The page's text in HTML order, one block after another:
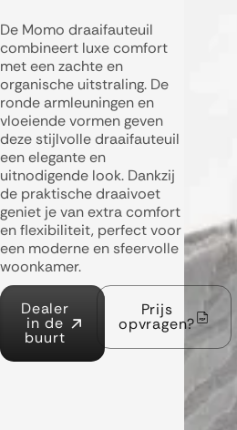
De Momo draaifauteuil
combineert luxe comfort
met een zachte en
organische uitstraling. De
ronde armleuningen en
vloeiende vormen geven
deze stijlvolle draaifauteuil
een elegante en
uitnodigende look. Dankzij
de praktische draaivoet
geniet je van extra comfort
en flexibiliteit, perfect voor
een moderne en sfeervolle
woonkamer.
Dealer
in de
buurt
Prijs
opvragen?